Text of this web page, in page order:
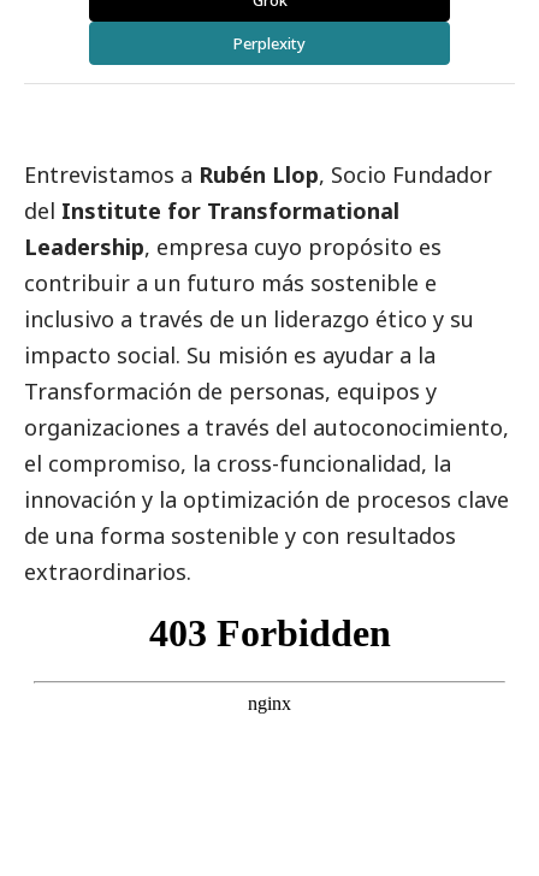
Perplexity
Entrevistamos a Rubén Llop, Socio Fundador
del Institute for Transformational
Leadership, empresa cuyo propósito es
contribuir a un futuro más sostenible e
inclusivo a través de un liderazgo ético y su
impacto social. Su misión es ayudar a la
Transformación de personas, equipos y
organizaciones a través del autoconocimiento,
el compromiso, la cross-funcionalidad, la
innovación y la optimización de procesos clave
de una forma sostenible y con resultados
extraordinarios.